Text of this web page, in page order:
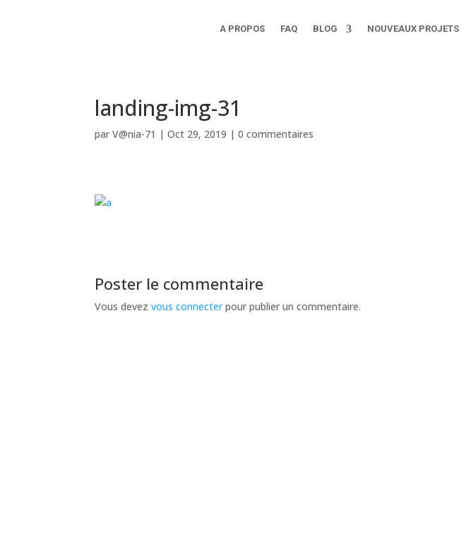
A PROPOS FAQ BLOG NOUVEAUX PROJETS
landing-img-31
parV@nia-71 |Oct 29, 2019 |0 commentaires
Poster le commentaire
Vous devezvous connecterpour publier un commentaire.